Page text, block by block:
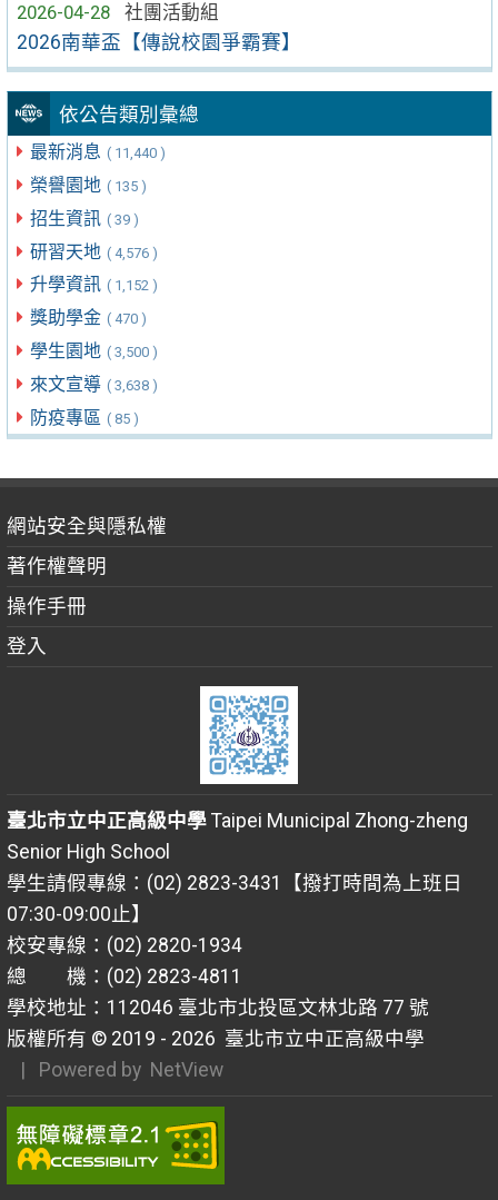
2026-04-28
社團活動組
2026南華盃【傳說校園爭霸賽】
依公告類別彙總
最新消息 ( 11,440 )
榮譽園地 ( 135 )
招生資訊 ( 39 )
研習天地 ( 4,576 )
升學資訊 ( 1,152 )
獎助學金 ( 470 )
學生園地 ( 3,500 )
來文宣導 ( 3,638 )
防疫專區 ( 85 )
網站安全與隱私權
著作權聲明
操作手冊
登入
臺北市立中正高級中學Taipei Municipal Zhong-zheng
Senior High School
學生請假專線：(02) 2823-3431【撥打時間為上班日
07:30-09:00止】
校安專線：(02) 2820-1934
總 機：(02) 2823-4811
學校地址：112046 臺北市北投區文林北路 77 號
版權所有 © 2019 - 2026 臺北市立中正高級中學
| Powered by NetView